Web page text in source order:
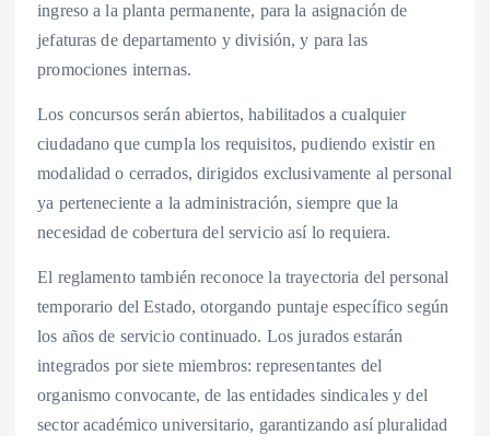
ingreso a la planta permanente, para la asignación de
jefaturas de departamento y división, y para las
promociones internas.
Los concursos serán abiertos, habilitados a cualquier
ciudadano que cumpla los requisitos, pudiendo existir en
modalidad o cerrados, dirigidos exclusivamente al personal
ya perteneciente a la administración, siempre que la
necesidad de cobertura del servicio así lo requiera.
El reglamento también reconoce la trayectoria del personal
temporario del Estado, otorgando puntaje específico según
los años de servicio continuado. Los jurados estarán
integrados por siete miembros: representantes del
organismo convocante, de las entidades sindicales y del
sector académico universitario, garantizando así pluralidad